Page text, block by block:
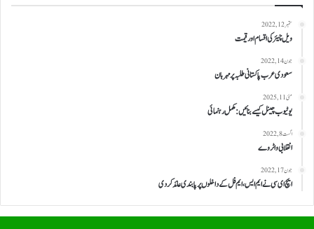
ستمبر 12, 2022
ویل چیئر کی اقسام اور قیمت
جون 14, 2022
سعودی عرب پاکستانی طلبہ پر مہربان
مئی 11, 2025
یوٹیوب چینل کیسے بنائیں: مکمل رہنمائی
اگست 8, 2022
انقلابی واٹر وے
جون 17, 2022
ایچ ای سی نے ایم ایس، ایم فل کے داخلوں پر پابندی عائد کر دی